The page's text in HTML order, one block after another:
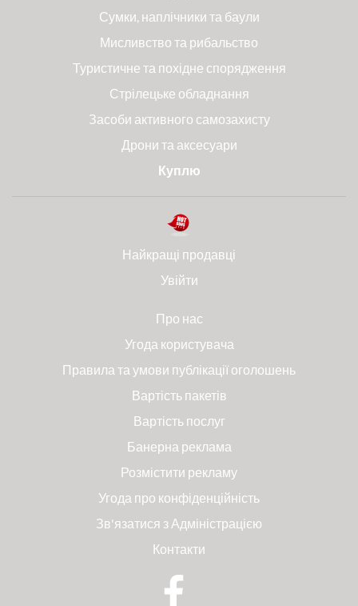
Сумки, наплічники та баули
Мисливство та рибальство
Туристичне та похідне спорядження
Стрілецьке обладнання
Засоби активного самозахисту
Дрони та аксесуари
Куплю
Найкращі продавці
Увійти
Про нас
Угода користувача
Правила та умови публікації оголошень
Вартість пакетів
Вартість послуг
Банерна реклама
Розмістити рекламу
Угода про конфіденційність
Зв'язатися з Адміністрацією
Контакти